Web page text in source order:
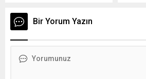
Bir Yorum Yazın